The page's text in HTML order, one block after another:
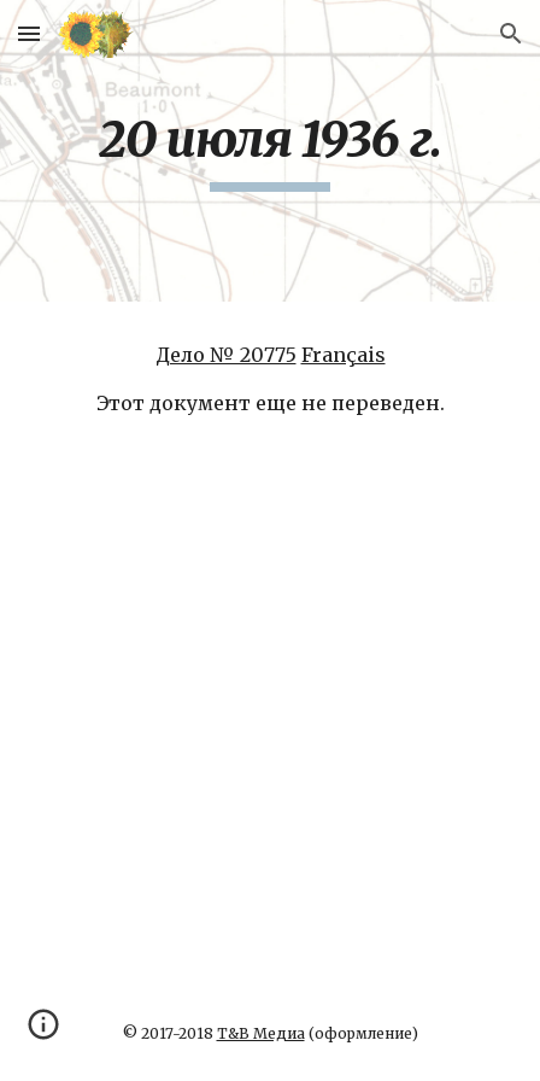
Skip to main content Skip to navigation
20 июля 1936 г.
Дело № 20775 Français
Этот документ еще не переведен.
© 2017-2018 Т&В Медиа(оформление)